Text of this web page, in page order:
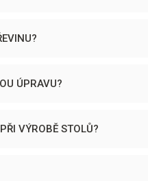
ÚPRAVU?
VÝROBĚ STOLŮ?